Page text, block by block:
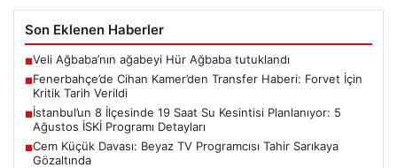
Son Eklenen Haberler
■Veli Ağbaba’nın ağabeyi Hür Ağbaba tutuklandı
■Fenerbahçe’de Cihan Kamer’den Transfer Haberi: Forvet İçin
Kritik Tarih Verildi
■İstanbul’un 8 İlçesinde 19 Saat Su Kesintisi Planlanıyor: 5
Ağustos İSKİ Programı Detayları
■Cem Küçük Davası: Beyaz TV Programcısı Tahir Sarıkaya
Gözaltında